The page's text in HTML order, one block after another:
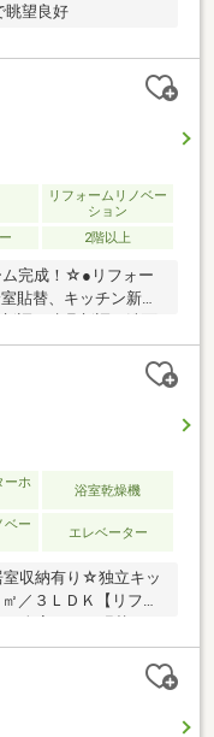
眺望良好
リフォームリノベー
ション
2階以上
完成！☆●リフォー
貼替、キッチン新
器交換、ハウスクリ
●３LDK ７１．７０
にお問い合わせくださ
ーホ
浴室乾燥機
ベー
エレベーター
収納有り☆独立キッ
／３ＬＤＫ【リフォ
ＣＦ張替（トイレ・
張替・システムキッ
洗濯パン新調 ・浴室
グ■２０２３年６月■